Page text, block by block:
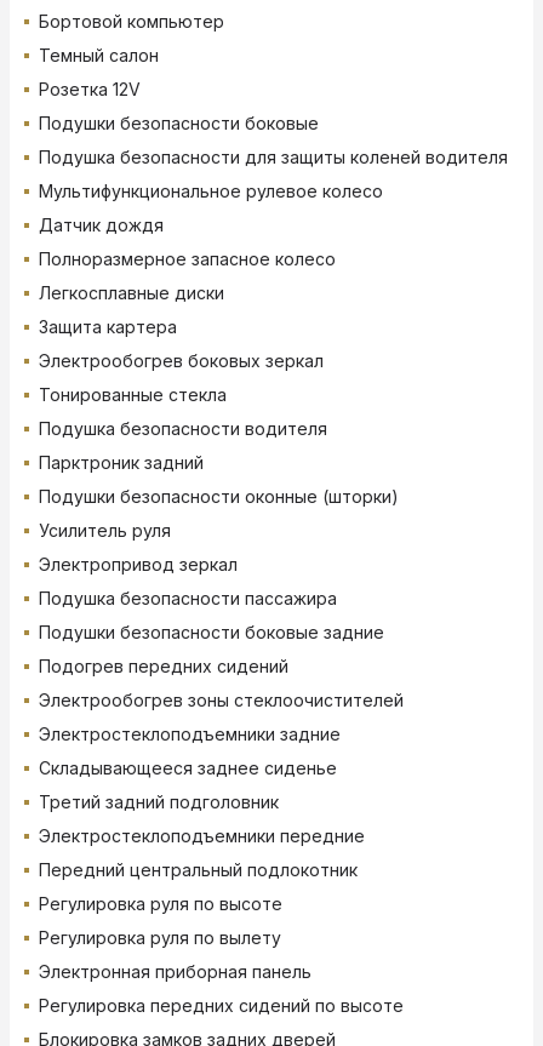
Бортовой компьютер
Темный салон
Розетка 12V
Подушки безопасности боковые
Подушка безопасности для защиты коленей водителя
Мультифункциональное рулевое колесо
Датчик дождя
Полноразмерное запасное колесо
Легкосплавные диски
Защита картера
Электрообогрев боковых зеркал
Тонированные стекла
Подушка безопасности водителя
Парктроник задний
Подушки безопасности оконные (шторки)
Усилитель руля
Электропривод зеркал
Подушка безопасности пассажира
Подушки безопасности боковые задние
Подогрев передних сидений
Электрообогрев зоны стеклоочистителей
Электростеклоподъемники задние
Складывающееся заднее сиденье
Третий задний подголовник
Электростеклоподъемники передние
Передний центральный подлокотник
Регулировка руля по высоте
Регулировка руля по вылету
Электронная приборная панель
Регулировка передних сидений по высоте
Блокировка замков задних дверей